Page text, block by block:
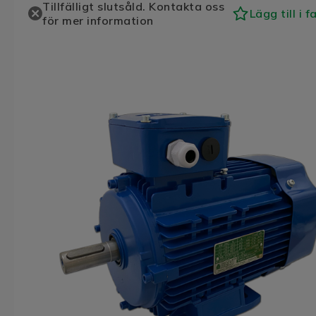
Tillfälligt slutsåld. Kontakta oss
för mer information
Lägg till i